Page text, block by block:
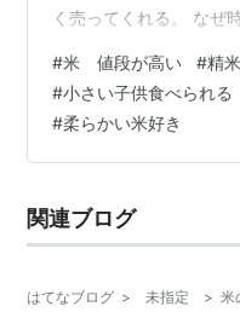
く売ってくれる。 なぜ
持ってきてくれるから
僕は白米にしていまし
いながら・・・ しかし
持っていく時よりも、
の玄米から精米の見直し
#米 値段が高い #精
#小さい子供食べられる
#柔らかい米好き
関連ブログ
はてなブログ > 未指定 > 米